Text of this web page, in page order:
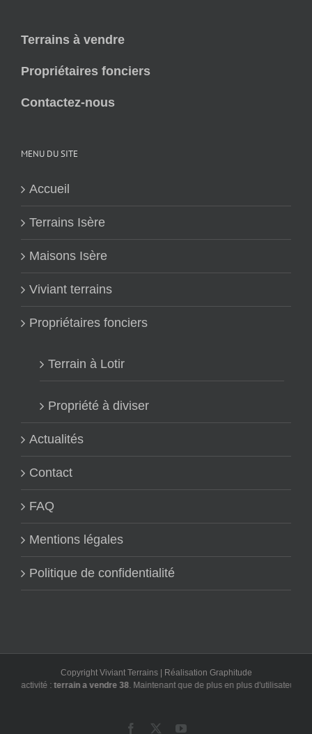
Terrains à vendre
Propriétaires fonciers
Contactez-nous
MENU DU SITE
Accueil
Terrains Isère
Maisons Isère
Viviant terrains
Propriétaires fonciers
Terrain à Lotir
Propriété à diviser
Actualités
Contact
FAQ
Mentions légales
Politique de confidentialité
Copyright Viviant Terrains | Réalisation Graphitude
:terrain a vendre 38. Maintenant que de plus en plus d'utilisateurs font
Facebook YouTube